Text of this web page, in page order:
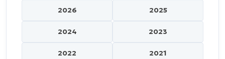
2026 2025
2024 2023
2022 2021